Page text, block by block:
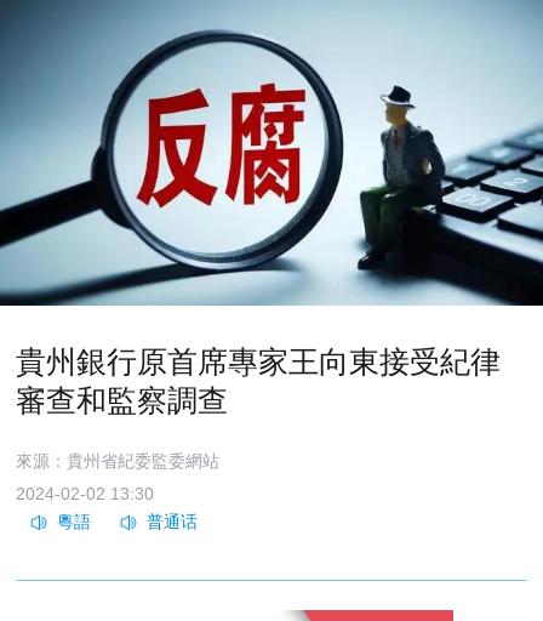
貴州銀行原首席專家王向東接受紀律
審查和監察調查
來源：貴州省紀委監委網站
2024-02-02 13:30